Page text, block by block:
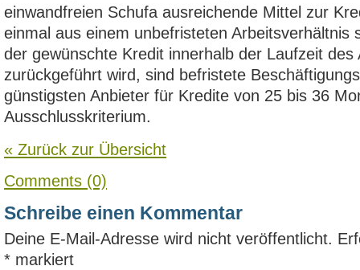
einwandfreien Schufa ausreichende Mittel zur
einmal aus einem unbefristeten Arbeitsverhältnis
der gewünschte Kredit innerhalb der Laufzeit des
zurückgeführt wird, sind befristete
günstigsten Anbieter für Kredite von 25 bis 36
Ausschlusskriterium.
« Zurück zur Übersicht
Comments (0)
Schreibe einen Kommentar
Deine E-Mail-Adresse wird nicht veröffentlicht.
* markiert